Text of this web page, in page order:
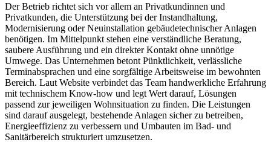
Der Betrieb richtet sich vor allem an Privatkundinnen und
Privatkunden, die Unterstützung bei der Instandhaltung,
Modernisierung oder Neuinstallation gebäudetechnischer Anlagen
benötigen. Im Mittelpunkt stehen eine verständliche Beratung,
saubere Ausführung und ein direkter Kontakt ohne unnötige
Umwege. Das Unternehmen betont Pünktlichkeit, verlässliche
Terminabsprachen und eine sorgfältige Arbeitsweise im bewohnten
Bereich. Laut Website verbindet das Team handwerkliche Erfahrung
mit technischem Know-how und legt Wert darauf, Lösungen
passend zur jeweiligen Wohnsituation zu finden. Die Leistungen
sind darauf ausgelegt, bestehende Anlagen sicher zu betreiben,
Energieeffizienz zu verbessern und Umbauten im Bad- und
Sanitärbereich strukturiert umzusetzen.